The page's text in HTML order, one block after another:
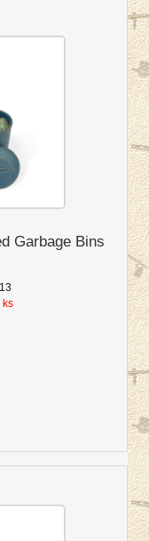
Garbage Bins
ks